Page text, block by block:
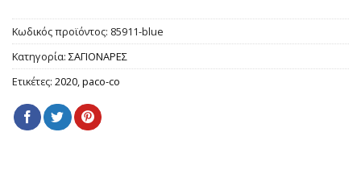
Κωδικός προϊόντος: 85911-blue
Κατηγορία: ΣΑΓΙΟΝΑΡΕΣ
Ετικέτες: 2020,paco-co